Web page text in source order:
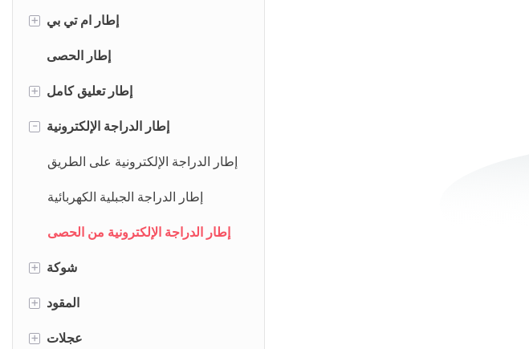
حافة الفرامل
قرص الفرامل
+ إطار ام تي بي
حافة الفرامل
قرص الفرامل
إطار الحصى
+ إطار تعليق كامل
إطار XC
إطار إندورو
-
إطار الدراجة الإلكترونية
إطار الدراجة الإلكترونية على الطريق
إطار الدراجة الجبلية الكهربائية
إطار الدراجة الإلكترونية من الحصى
+ شوكة
شوكة الطريق
شوكة ام تي بي
+ المقود
مقود الطريق + عجلات